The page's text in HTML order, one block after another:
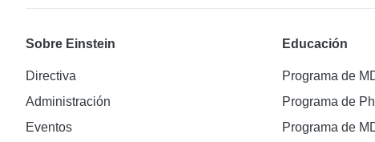
Sobre Einstein
Directiva
Administración
Eventos
Educación
Programa de
Programa de
Programa de